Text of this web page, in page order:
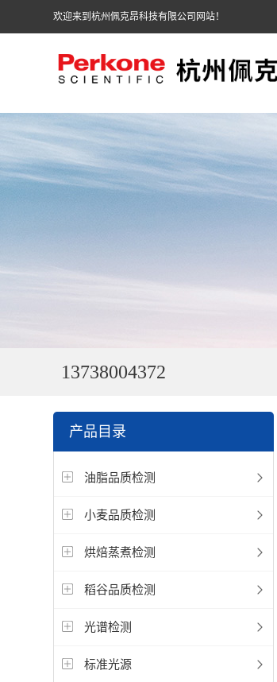
欢迎来到杭州佩克昂科技有限公司网站！
13738004372
产品目录
油脂品质检测
小麦品质检测
烘焙蒸煮检测
稻谷品质检测
光谱检测
标准光源